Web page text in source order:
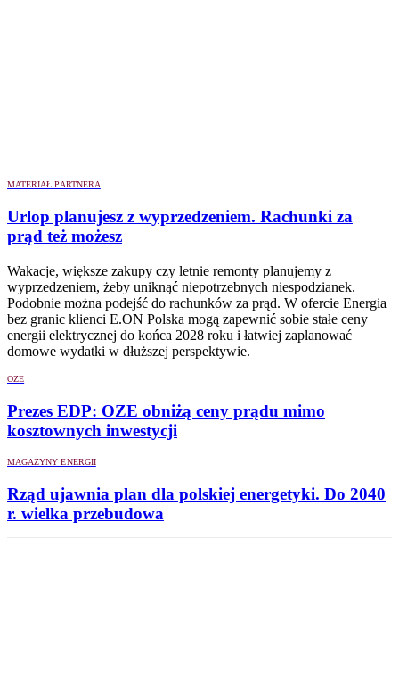
MATERIAŁ PARTNERA
Urlop planujesz z wyprzedzeniem. Rachunki za
prąd też możesz
Wakacje, większe zakupy czy letnie remonty planujemy z
wyprzedzeniem, żeby uniknąć niepotrzebnych niespodzianek.
Podobnie można podejść do rachunków za prąd. W ofercie Energia
bez granic klienci E.ON Polska mogą zapewnić sobie stałe ceny
energii elektrycznej do końca 2028 roku i łatwiej zaplanować
domowe wydatki w dłuższej perspektywie.
OZE
Prezes EDP: OZE obniżą ceny prądu mimo
kosztownych inwestycji
MAGAZYNY ENERGII
Rząd ujawnia plan dla polskiej energetyki. Do 2040
r. wielka przebudowa